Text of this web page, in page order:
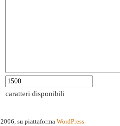
caratteri disponibili
2006, su piattaforma WordPress